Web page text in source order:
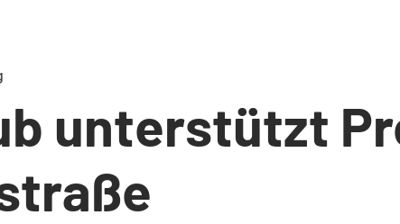
unterstützt